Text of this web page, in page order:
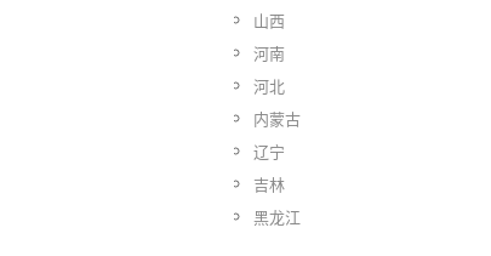
山西
河南
河北
内蒙古
辽宁
吉林
黑龙江